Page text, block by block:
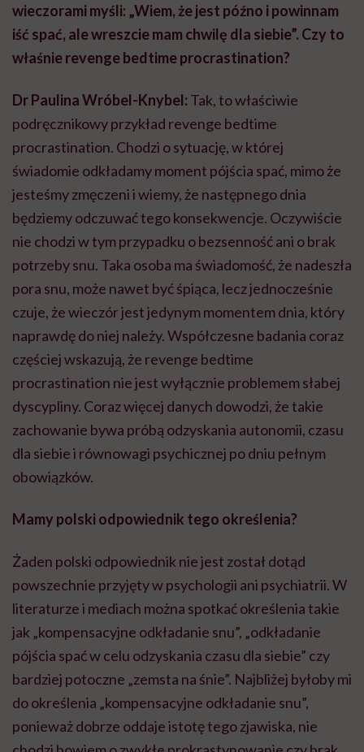
wieczorami myśli: „Wiem, że jest późno i powinnam
iść spać, ale wreszcie mam chwilę dla siebie”. Czy to
właśnie revenge bedtime procrastination?
Dr Paulina Wróbel-Knybel: Tak, to właściwie
podręcznikowy przykład revenge bedtime
procrastination. Chodzi o sytuację, w której
świadomie odkładamy moment pójścia spać, mimo że
jesteśmy zmęczeni i wiemy, że następnego dnia
będziemy odczuwać tego konsekwencje. Oczywiście
nie chodzi w tym przypadku o bezsenność ani o brak
potrzeby snu. Taka osoba ma świadomość, że nadeszła
pora snu, może nawet być śpiąca, lecz jednocześnie
czuje, że wieczór jest jedynym momentem dnia, który
naprawdę do niej należy. Współczesne badania coraz
częściej wskazują, że revenge bedtime
procrastination nie jest wyłącznie problemem słabej
dyscypliny. Coraz więcej danych dowodzi, że takie
zachowanie bywa próbą odzyskania autonomii, czasu
dla siebie i równowagi psychicznej po dniu pełnym
obowiązków.
Mamy polski odpowiednik tego określenia?
Żaden polski odpowiednik nie jest został dotąd
powszechnie przyjęty w psychologii ani psychiatrii. W
literaturze i mediach można spotkać określenia takie
jak „kompensacyjne odkładanie snu”, „odkładanie
pójścia spać w celu odzyskania czasu dla siebie” czy
bardziej potoczne „zemsta na śnie”. Najbliżej byłoby mi
do określenia „kompensacyjne odkładanie snu”,
ponieważ dobrze oddaje istotę tego zjawiska, nie